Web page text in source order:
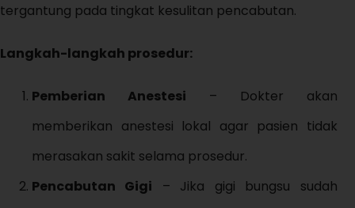
tergantung pada tingkat kesulitan pencabutan.
Langkah-langkah prosedur:
Pemberian Anestesi – Dokter akan
memberikan anestesi lokal agar pasien tidak
merasakan sakit selama prosedur.
Pencabutan Gigi – Jika gigi bungsu sudah